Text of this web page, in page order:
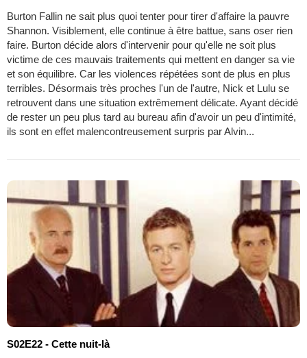
Burton Fallin ne sait plus quoi tenter pour tirer d'affaire la pauvre
Shannon. Visiblement, elle continue à être battue, sans oser rien
faire. Burton décide alors d'intervenir pour qu'elle ne soit plus
victime de ces mauvais traitements qui mettent en danger sa vie
et son équilibre. Car les violences répétées sont de plus en plus
terribles. Désormais très proches l'un de l'autre, Nick et Lulu se
retrouvent dans une situation extrêmement délicate. Ayant décidé
de rester un peu plus tard au bureau afin d'avoir un peu d'intimité,
ils sont en effet malencontreusement surpris par Alvin...
S02E22 - Cette nuit-là